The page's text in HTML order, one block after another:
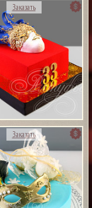
Заказать
Заказать